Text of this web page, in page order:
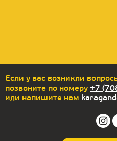
Еcли у вас возникли
позвоните по номеру +7
или напишите нам